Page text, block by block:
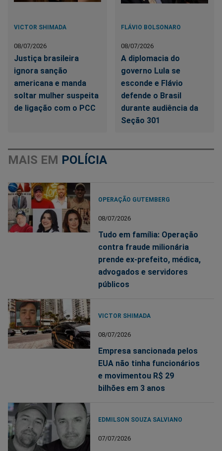
VICTOR SHIMADA
08/07/2026
Justiça brasileira
ignora sanção
americana e manda
soltar mulher suspeita
de ligação com o PCC
FLÁVIO BOLSONARO
08/07/2026
A diplomacia do
governo Lula se
esconde e Flávio
defende o Brasil
durante audiência da
Seção 301
MAIS EM POLÍCIA
OPERAÇÃO GUTEMBERG
08/07/2026
Tudo em família: Operação
contra fraude milionária
prende ex-prefeito, médica,
advogados e servidores
públicos
VICTOR SHIMADA
08/07/2026
Empresa sancionada pelos
EUA não tinha funcionários
e movimentou R$ 29
bilhões em 3 anos
EDMILSON SOUZA SALVIANO
07/07/2026